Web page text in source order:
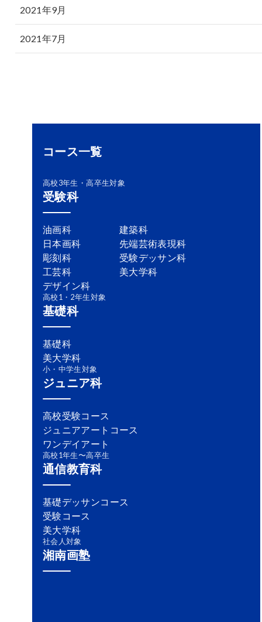
2021年9月
2021年7月
コース一覧
高校3年生・高卒生対象
受験科
油画科
日本画科
彫刻科
工芸科
デザイン科
建築科
先端芸術表現科
受験デッサン科
美大学科
高校1・2年生対象
基礎科
基礎科
美大学科
小・中学生対象
ジュニア科
高校受験コース
ジュニアアートコース
ワンデイアート
高校1年生〜高卒生
通信教育科
基礎デッサンコース
受験コース
美大学科
社会人対象
湘南画塾